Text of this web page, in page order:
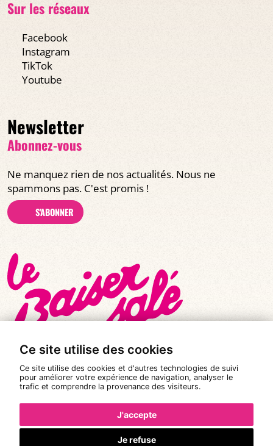
Ce site utilise des cookies
Ce site utilise des cookies et d'autres technologies de suivi
pour améliorer votre expérience de navigation, analyser le
trafic et comprendre la provenance des visiteurs.
J'accepte
Je refuse
Sur les réseaux
Facebook
Instagram
TikTok
Youtube
Newsletter
Abonnez-vous
Ne manquez rien de nos actualités. Nous ne
spammons pas. C'est promis !
S'ABONNER